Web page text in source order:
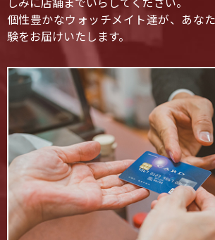
しみに店舗までいらしてください。
個性豊かなウォッチメイト達が、あな
験をお届けいたします。